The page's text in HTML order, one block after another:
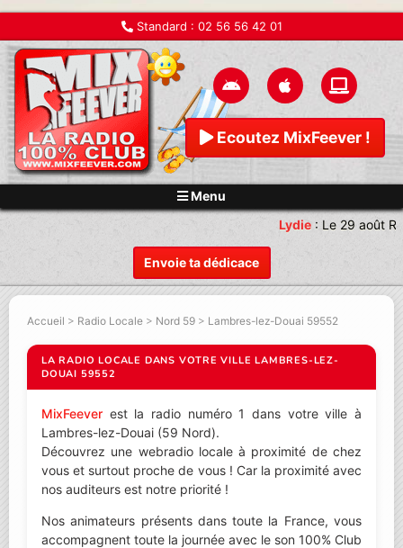
Standard : 02 56 56 42 01
Ecoutez MixFeever !
Menu
Envoie ta dédicace
Lydie: Le 29 août
Accueil > Radio Locale > Nord 59 > Lambres-lez-Douai 59552
LA RADIO LOCALE DANS VOTRE VILLE LAMBRES-LEZ-
DOUAI 59552
MixFeever est la radio numéro 1 dans votre ville à
Lambres-lez-Douai (59 Nord).
Découvrez une webradio locale à proximité de chez
vous et surtout proche de vous ! Car la proximité avec
nos auditeurs est notre priorité !
Nos animateurs présents dans toute la France, vous
accompagnent toute la journée avec le son 100% Club